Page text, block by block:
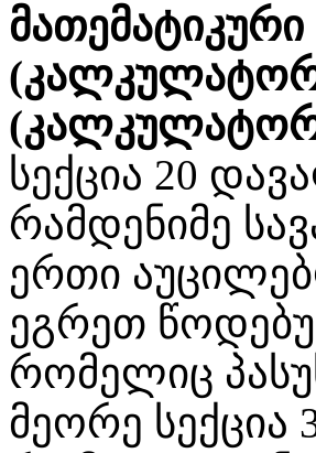
სექცია 20
რამდენიმე
ერთი
ეგრეთ
რომელიც
მეორე სექცია